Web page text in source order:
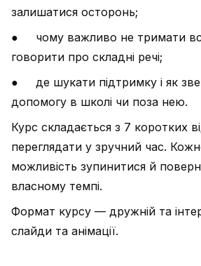
залишатися осторонь;
● чому важливо не тримати
говорити про складні речі;
● де шукати підтримку і як
допомогу в школі чи поза нею.
Курс складається з 7 коротких
переглядати у зручний час.
можливість зупинитися й
власному темпі.
Формат курсу — дружній та
слайди та анімації.